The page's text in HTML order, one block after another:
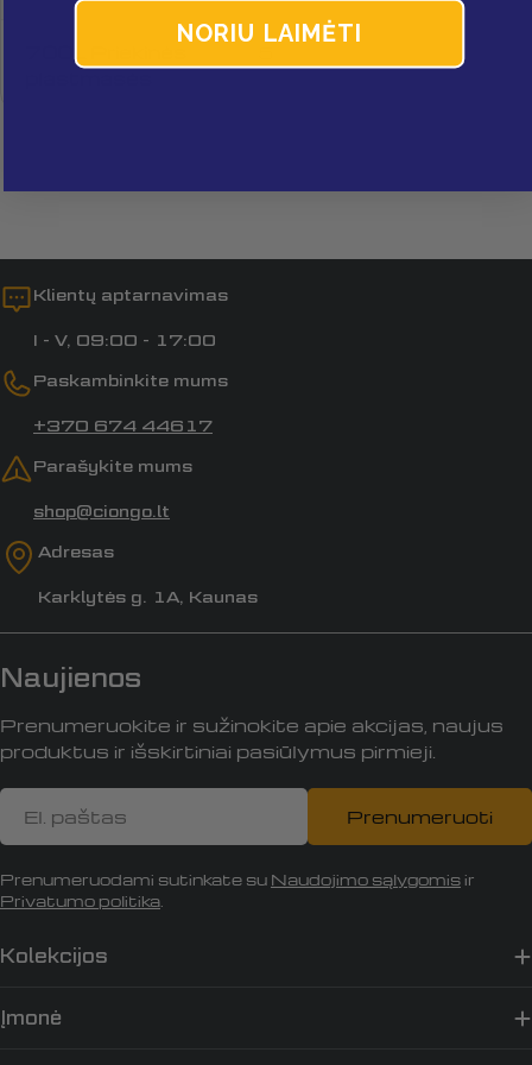
Laukai, pažymėti *, yra privalomi.
Klientų aptarnavimas
I - V, 09:00 - 17:00
Paskambinkite mums
+370 674 44617
Parašykite mums
shop@ciongo.lt
Adresas
Karklytės g. 1A, Kaunas
Kolekcijos
Įmonė
Naujienos
Prenumeruokite ir sužinokite apie akcijas, naujus
produktus ir išskirtiniai pasiūlymus pirmieji.
El.
paštas
Prenumeruoti
Prenumeruodami sutinkate su Naudojimo sąlygomis ir
Privatumo politika
NORIU LAIMĖTI